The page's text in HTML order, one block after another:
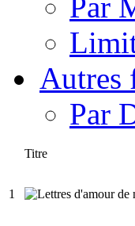
Autres
Par
Titre
1